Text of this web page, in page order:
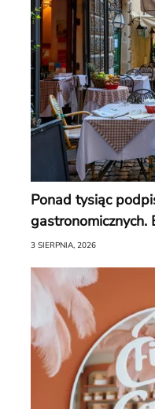
Ponad tysiąc
gastronomicznych.
3 SIERPNIA, 2026